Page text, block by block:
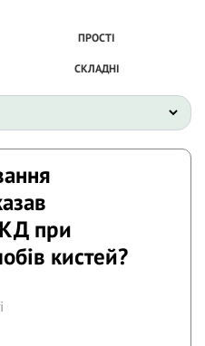
ПРОСТІ
СКЛАДНІ
при
кистей?